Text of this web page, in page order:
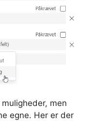
men
egne. Her er der